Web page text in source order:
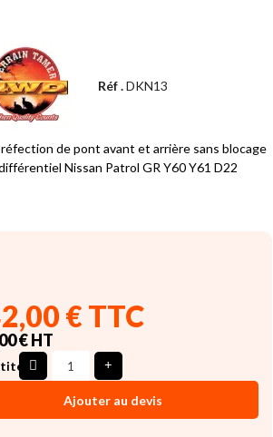
Réf .DKN13
de pont avant et arrière sans blocage
Nissan Patrol GR Y60 Y61 D22
€ TTC
€ HT
Ajouter au devis